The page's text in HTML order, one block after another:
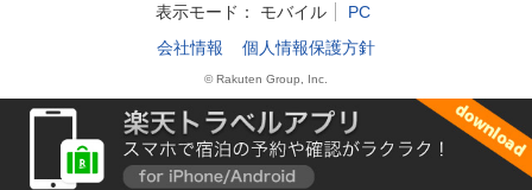
表示モード： モバイル
PC
会社情報
個人情報保護方針
© Rakuten Group, Inc.